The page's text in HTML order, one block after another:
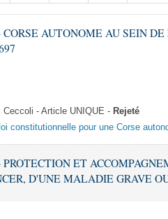
CORSE AUTONOME AU SEIN
- Article UNIQUE - Rejeté
constitutionnelle pour une Corse
PROTECTION ET
D'UNE MALADIE GRAVE